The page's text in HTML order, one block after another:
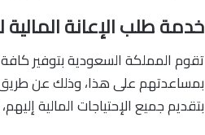
خدمة طلب الإعانة
تقوم المملكة السعودية بتوفير
بمساعدتهم على هذا، وذلك عن طريق
بتقديم جميع الإحتياجات المالية